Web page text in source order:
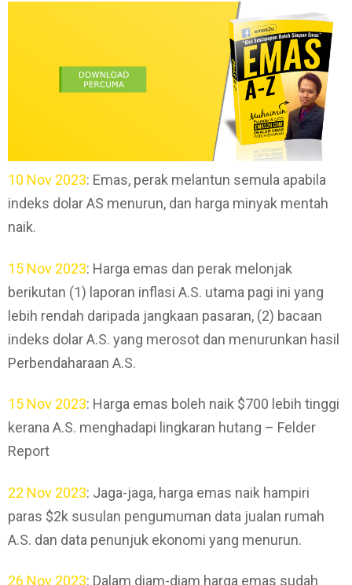
10 Nov 2023: Emas, perak melantun semula apabila
indeks dolar AS menurun, dan harga minyak mentah
naik.
15 Nov 2023: Harga emas dan perak melonjak
berikutan (1) laporan inflasi A.S. utama pagi ini yang
lebih rendah daripada jangkaan pasaran, (2) bacaan
indeks dolar A.S. yang merosot dan menurunkan hasil
Perbendaharaan A.S.
15 Nov 2023: Harga emas boleh naik $700 lebih tinggi
kerana A.S. menghadapi lingkaran hutang – Felder
Report
22 Nov 2023: Jaga-jaga, harga emas naik hampiri
paras $2k susulan pengumuman data jualan rumah
A.S. dan data penunjuk ekonomi yang menurun.
26 Nov 2023: Dalam diam-diam harga emas sudah